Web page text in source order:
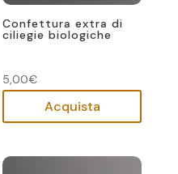
Confettura extra di
ciliegie biologiche
5,00€
Acquista